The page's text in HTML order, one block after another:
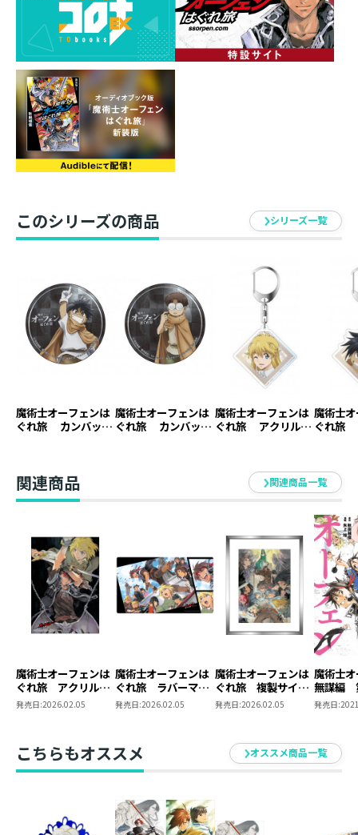
このシリーズの商品 シリーズ一覧
魔術士オーフェンは
ぐれ旅 カンバッジ
魔術士オーフェンは
ぐれ旅 カンバッジ
魔術士オーフェンは
ぐれ旅 アクリルキ
魔術士
ぐれ旅
関連商品 関連商品一覧
魔術士オーフェンは
ぐれ旅 アクリルパ
ネル
発売日:2026.02.05
魔術士オーフェンは
ぐれ旅 ラバーマッ
ト
発売日:2026.02.05
魔術士オーフェンは
ぐれ旅 複製サイン
入り複製原画
発売日:2026.02.05
魔術士
無謀編
発売日:
こちらもオススメ オススメ商品一覧